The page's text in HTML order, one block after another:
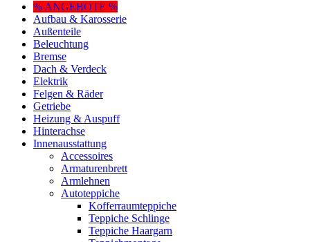
% ANGEBOTE %
Aufbau & Karosserie
Außenteile
Beleuchtung
Bremse
Dach & Verdeck
Elektrik
Felgen & Räder
Getriebe
Heizung & Auspuff
Hinterachse
Innenausstattung
Accessoires
Armaturenbrett
Armlehnen
Autoteppiche
Kofferraumteppiche
Teppiche Schlinge
Teppiche Haargarn